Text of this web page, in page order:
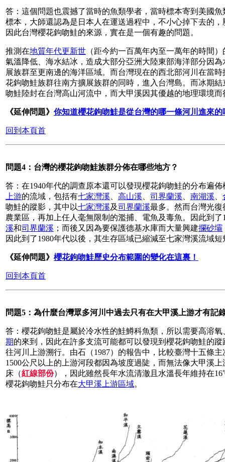
答：這個問題也震撼了當時的魚類學者，當時標本寄到美國魚
標本，大師還認為是日本人在運送過程中，不小心掉下去的
因此台灣櫻花鉤吻鮭的來源，實在是一個有趣的問題。
推測在地質年代更新世 （距今約一百萬年內至一萬年的時間
氣溫降低、海水結冰，造成大部分亞洲大陸東部海洋部分因
展族群至更南邊的海洋區域。而台灣現在的西北部河川在當
花鉤吻鮭族群往南方擴展族群的同時，進入台灣島。而冰期
吻鮭陸封在台灣高山河流中，而大甲溪因其優越的地理環境
《延伸問題》 你知道櫻花鉤吻鮭是從台灣的哪一條河川進來的
回到本頁首
問題4：台灣的櫻花鉤吻鮭族群分佈在哪些地方？
答：在1940年代的調查原本還可以發現櫻花鉤吻鮭的分布遍
上游的流域，包括有七家灣溪 高山溪 司界蘭溪 南湖溪
吻鮭的蹤影，其中以七家灣溪及司界蘭溪最多。然而台灣光
農業區，再加上任人毫無限制的濫捕、電魚及毒魚。因此到
溪和司界蘭溪 ；而後又因為要保護德基水庫而大量興建攔砂壩
因此到了1980年代以後，其生存區域已縮減至七家灣溪流域
《延伸問題》 櫻花鉤吻鮭歷史分布範圍的變化在這裏！
回到本頁首
問題5：為什麼台灣眾多河川中過去只有在大甲溪上游才有記
答：櫻花鉤吻鮭是屬於冷水性的鮭鱒科魚類，所以需要高溶
期的來到，因此在許多支流可能都可以發現到櫻花鉤吻鮭的
往河川上游溯行。由石（1987）的報告中，比較臺灣十五條
1500公尺以上的上游河段都因為坡度過陡，而無法像大甲溪
床（紅線部份），因此雖然長年水流清澈且水溫長年維持在
櫻花鉤吻鮭只分布在大甲溪上游區域。